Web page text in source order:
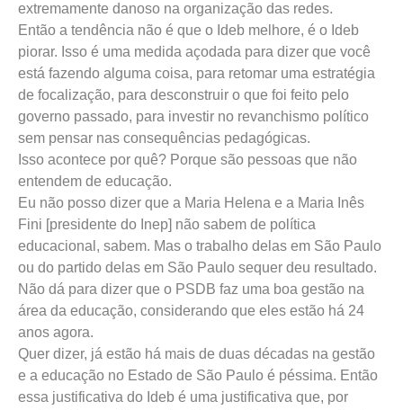
extremamente danoso na organização das redes.
Então a tendência não é que o Ideb melhore, é o Ideb
piorar. Isso é uma medida açodada para dizer que você
está fazendo alguma coisa, para retomar uma estratégia
de focalização, para desconstruir o que foi feito pelo
governo passado, para investir no revanchismo político
sem pensar nas consequências pedagógicas.
Isso acontece por quê? Porque são pessoas que não
entendem de educação.
Eu não posso dizer que a Maria Helena e a Maria Inês
Fini [presidente do Inep] não sabem de política
educacional, sabem. Mas o trabalho delas em São Paulo
ou do partido delas em São Paulo sequer deu resultado.
Não dá para dizer que o PSDB faz uma boa gestão na
área da educação, considerando que eles estão há 24
anos agora.
Quer dizer, já estão há mais de duas décadas na gestão
e a educação no Estado de São Paulo é péssima. Então
essa justificativa do Ideb é uma justificativa que, por